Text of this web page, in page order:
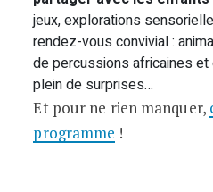
jeux, explorations
rendez-vous convivial :
de percussions africaines
plein de surprises…
Et pour ne rien manquer,
programme !